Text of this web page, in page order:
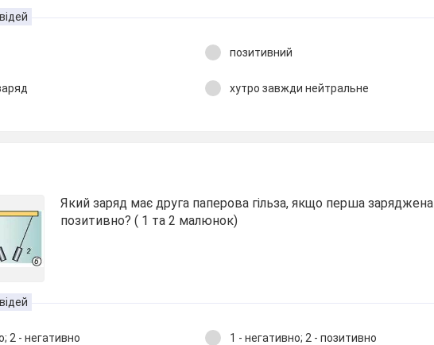
позитивний
хутро завжди нейтральне
Який заряд має друга паперова гільза, якщо перша заряджена
позитивно? ( 1 та 2 малюнок)
2 - негативно 1 - негативно; 2 - позитивно